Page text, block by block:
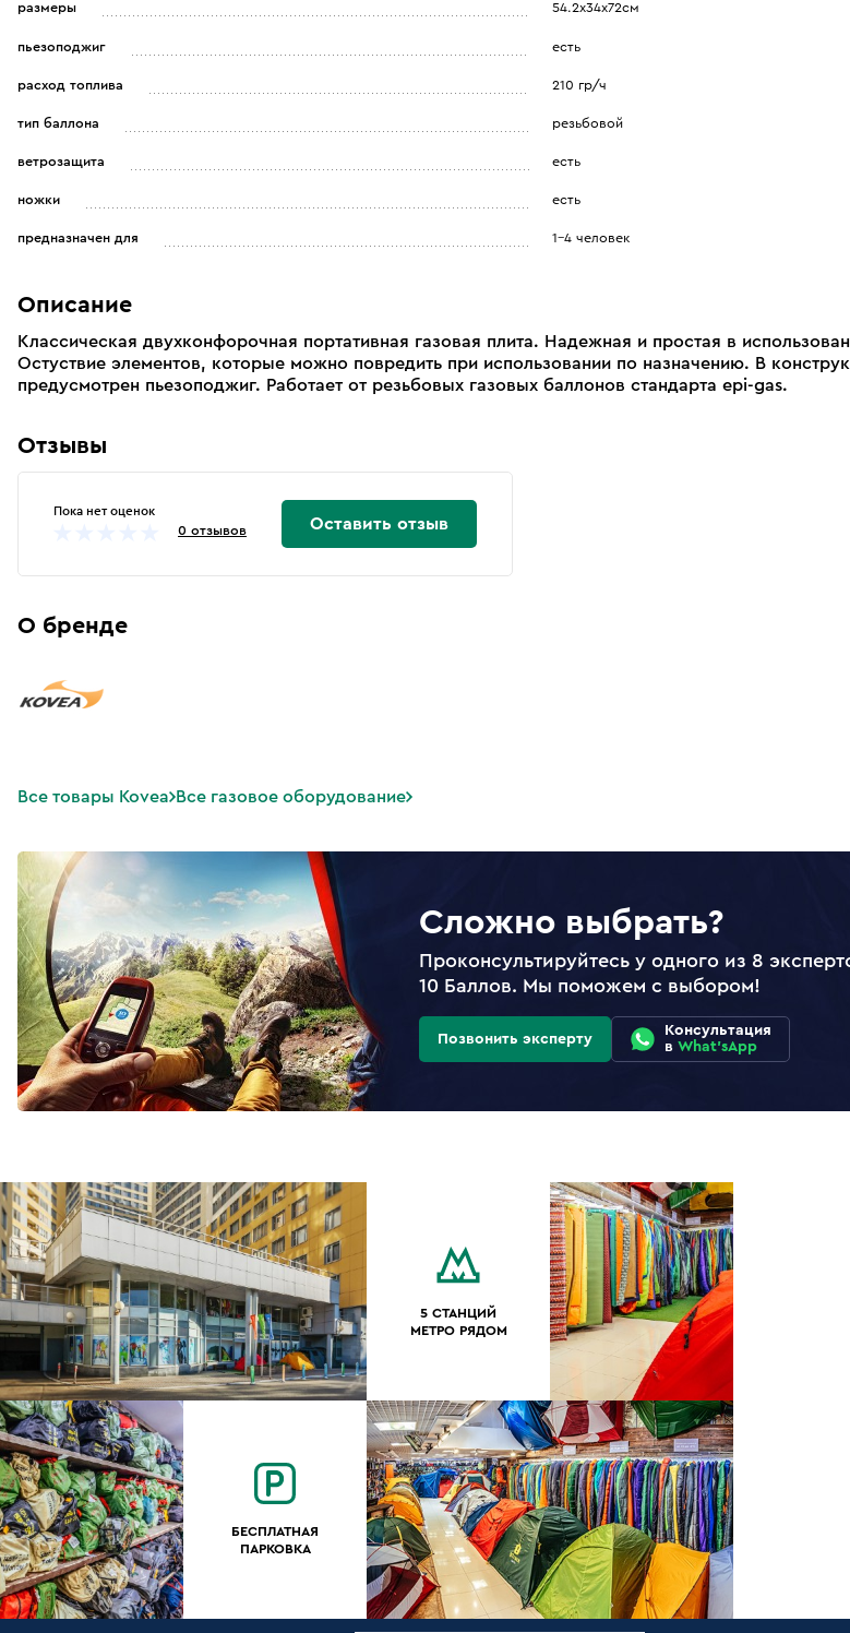
размеры 54.2х34х72см
пьезоподжиг есть
расход топлива 210 гр/ч
тип баллона резьбовой
ветрозащита есть
ножки есть
предназначен для 1-4 человек
Описание
Классическая двухконфорочная портативная газовая плита. Надежная и простая в
Остуствие элементов, которые можно повредить при использовании по назначению. В
предусмотрен пьезоподжиг. Работает от резьбовых газовых баллонов стандарта epi-gas.
Отзывы
Пока нет оценок
0 отзывов Оставить отзыв
О бренде
Все товары Kovea Все газовое оборудование
Сложно выбрать?
Проконсультируйтесь у одного из 8
10 Баллов. Мы поможем с выбором!
Позвонить эксперту
Консультация
в What'sApp
5 СТАНЦИЙ
МЕТРО РЯДОМ
БЕСПЛАТНАЯ
ПАРКОВКА